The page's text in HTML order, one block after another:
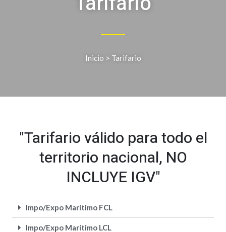
Inicio > Tarifario
"Tarifario válido para todo el
territorio nacional, NO
INCLUYE IGV"
Impo/Expo Marítimo FCL
Impo/Expo Marítimo LCL